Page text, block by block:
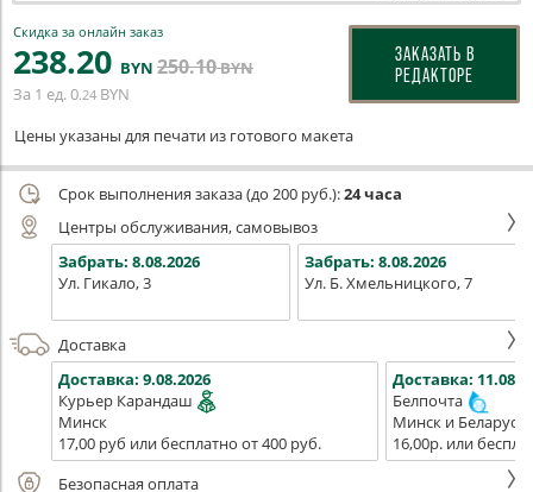
Скидка за онлайн заказ
238.20 BYN 250.10BYN
За 1 ед.0.24 BYN
ЗАКАЗАТЬ В
РЕДАКТОРЕ
Цены указаны для печати из готового макета
Срок выполнения заказа (до 200 руб.):24 часа
Центры обслуживания, самовывоз
Забрать: 8.08.2026
Ул. Гикало, 3
Забрать: 8.08.2026
Ул. Б. Хмельницкого, 7
Доставка
Доставка: 9.08.2026
Курьер Карандаш
Минск
17,00 руб или бесплатно от 400 руб.
Доставка:
Белпочта
Минск и Беларусь
16,00р. или
Безопасная оплата